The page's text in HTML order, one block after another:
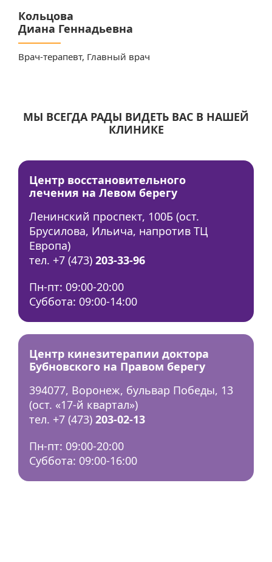
Кольцова
Диана Геннадьевна
Врач-терапевт, Главный врач
МЫ ВСЕГДА РАДЫ ВИДЕТЬ ВАС В НАШЕЙ
КЛИНИКЕ
Центр восстановительного
лечения на Левом берегу
Ленинский проспект, 100Б (ост.
Брусилова, Ильича, напротив ТЦ
Европа)
тел. +7 (473) 203-33-96
Пн-пт: 09:00-20:00
Суббота: 09:00-14:00
Центр кинезитерапии доктора
Бубновского на Правом берегу
394077, Воронеж, бульвар Победы, 13
(ост. «17-й квартал»)
тел. +7 (473) 203-02-13
Пн-пт: 09:00-20:00
Суббота: 09:00-16:00